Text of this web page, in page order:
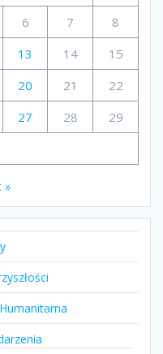
6 7
8
13 14
15
20 21
22
27 28
29
»